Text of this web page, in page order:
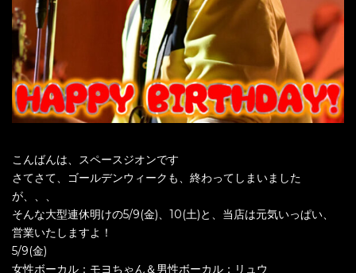
こんばんは、スペースジオンです
さてさて、ゴールデンウィークも、終わってしまいました
が、、、
そんな大型連休明けの5/9(金)、10(土)と、当店は元気いっぱい、
営業いたしますよ！
5/9(金)
女性ボーカル：モヨちゃん＆男性ボーカル：リュウ